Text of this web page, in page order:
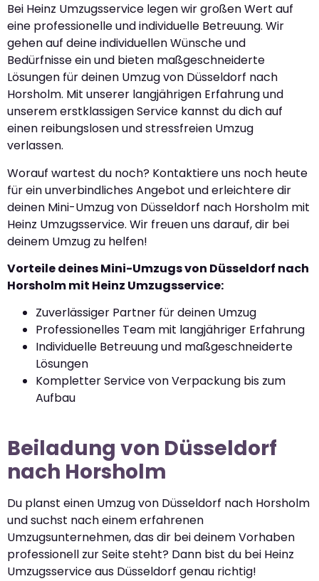
Bei Heinz Umzugsservice legen wir großen Wert auf
eine professionelle und individuelle Betreuung. Wir
gehen auf deine individuellen Wünsche und
Bedürfnisse ein und bieten maßgeschneiderte
Lösungen für deinen Umzug von Düsseldorf nach
Horsholm. Mit unserer langjährigen Erfahrung und
unserem erstklassigen Service kannst du dich auf
einen reibungslosen und stressfreien Umzug
verlassen.
Worauf wartest du noch? Kontaktiere uns noch heute
für ein unverbindliches Angebot und erleichtere dir
deinen Mini-Umzug von Düsseldorf nach Horsholm mit
Heinz Umzugsservice. Wir freuen uns darauf, dir bei
deinem Umzug zu helfen!
Vorteile deines Mini-Umzugs von Düsseldorf nach
Horsholm mit Heinz Umzugsservice:
Zuverlässiger Partner für deinen Umzug
Professionelles Team mit langjähriger Erfahrung
Individuelle Betreuung und maßgeschneiderte
Lösungen
Kompletter Service von Verpackung bis zum
Aufbau
Beiladung von Düsseldorf
nach Horsholm
Du planst einen Umzug von Düsseldorf nach Horsholm
und suchst nach einem erfahrenen
Umzugsunternehmen, das dir bei deinem Vorhaben
professionell zur Seite steht? Dann bist du bei Heinz
Umzugsservice aus Düsseldorf genau richtig!